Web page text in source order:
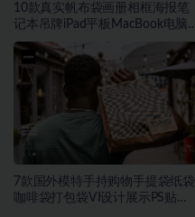
10款真实帆布袋画册相框海报笔
记本吊牌iPad平板MacBook电脑
Vi贴图PSD样机模板
7款国外模特手持购物手提袋纸袋
咖啡袋打包袋VI设计展示PS贴图